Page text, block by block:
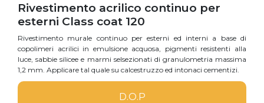
Rivestimento acrilico continuo per
esterni Class coat 120
Rivestimento murale continuo per esterni ed interni a base di
copolimeri acrilici in emulsione acquosa, pigmenti resistenti alla
luce, sabbie silicee e marmi selsezionati di granulometria massima
1,2 mm. Applicare tal quale su calcestruzzo ed intonaci cementizi.
D.O.P